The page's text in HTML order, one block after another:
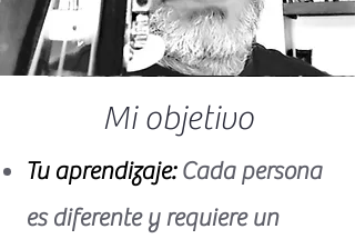
Mi objetivo
​Tu aprendizaje: Cada persona
es diferente y requiere un